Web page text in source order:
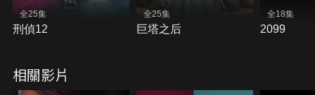
全25集
刑偵12
全25集
巨塔之后
全18集
2099
相關影片